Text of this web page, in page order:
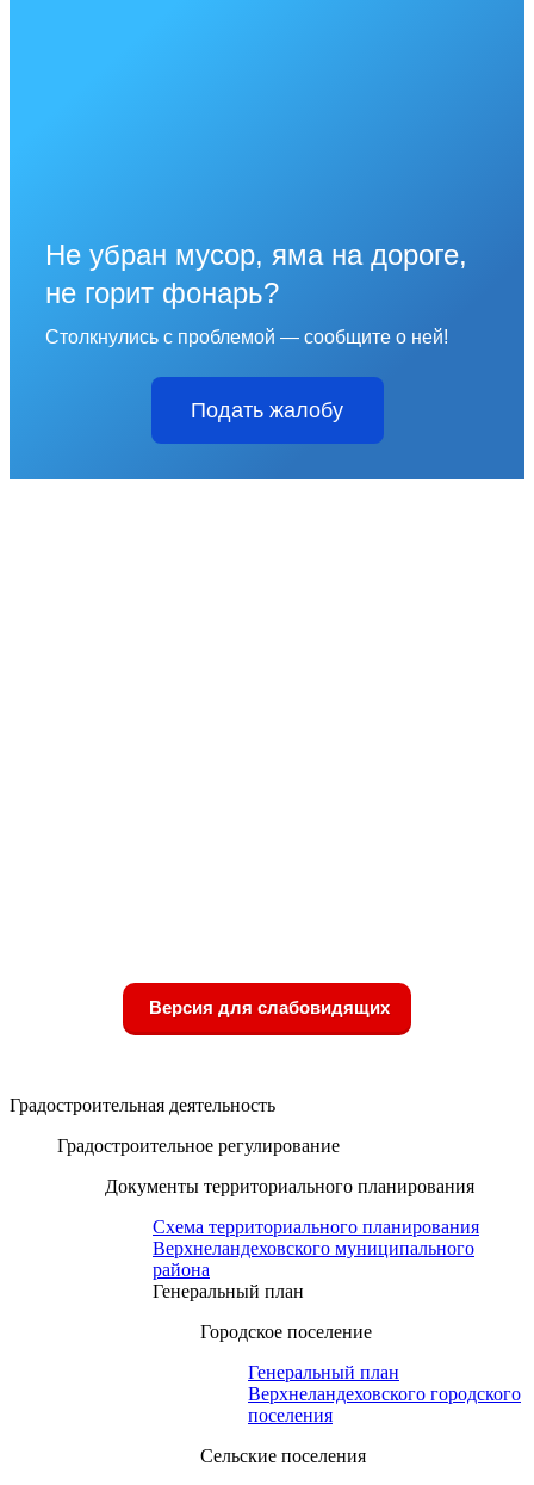
Не убран мусор, яма на дороге,
не горит фонарь?
Столкнулись с проблемой — сообщите о ней!
Подать жалобу
Версия для слабовидящих
Градостроительная деятельность
Градостроительное регулирование
Документы территориального планирования
Схема территориального планирования
Верхнеландеховского муниципального
района
Генеральный план
Городское поселение
Генеральный план
Верхнеландеховского городского
поселения
Сельские поселения